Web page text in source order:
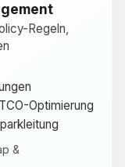
Regeln,
Optimierung
&